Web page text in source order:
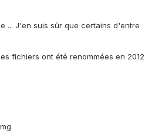
... J'en suis sûr que certains d'entre
fichiers ont été renommées en 2012